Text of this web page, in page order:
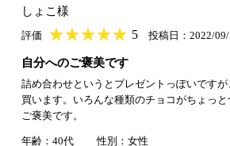
しょこ様
評価 ★★★★★
★★★★★ 5 投稿日：2022/
自分へのご褒美です
詰め合わせというとプレゼントっぽいです
買います。いろんな種類のチョコがちょっ
ご褒美です。
年齢：40代
性別：女性